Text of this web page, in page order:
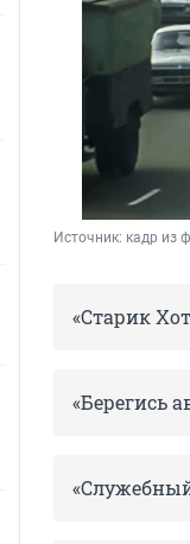
Источник: кадр из
«Старик
«Берегись